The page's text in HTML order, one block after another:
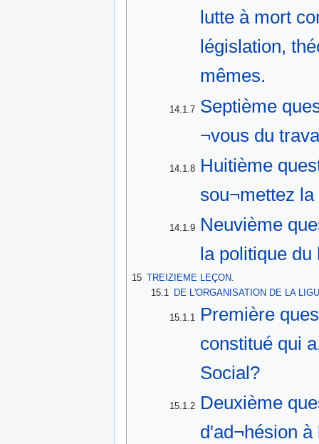
lutte à mort
législation,
mêmes.
14.1.7 Septième
¬vous du
14.1.8 Huitième
sou¬mettez
14.1.9 Neuvième
la politique du
15 TREIZIEME LEÇON.
15.1
DE L'ORGANISATION DE LA
15.1.1
Première
constitué qui
Social?
15.1.2 Deuxième
d'ad¬hésion à